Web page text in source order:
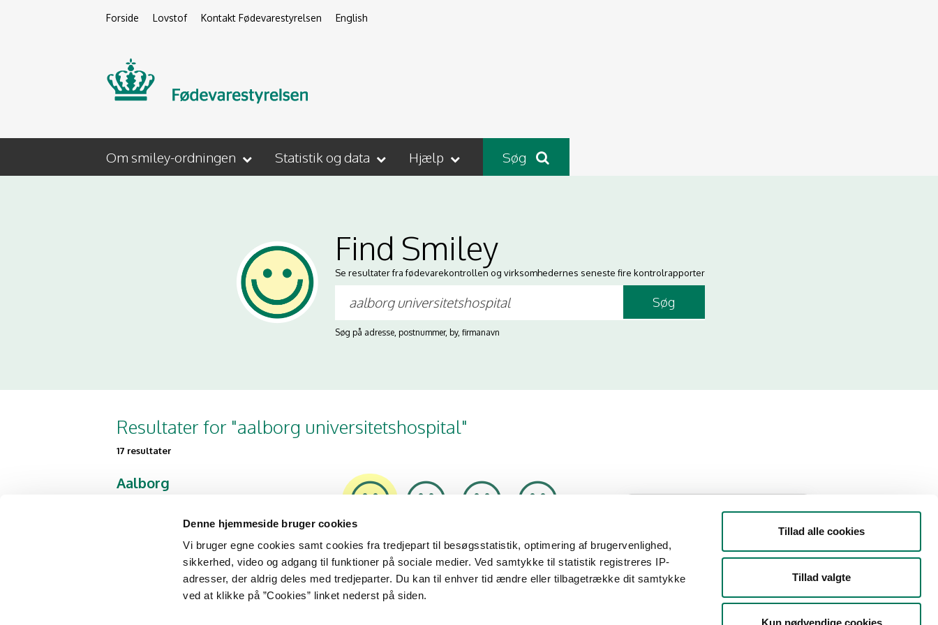
Denne hjemmeside bruger cookies
Vi bruger egne cookies samt cookies fra tredjepart til besøgsstatistik, optimering af brugervenlighed,
sikkerhed, video og adgang til funktioner på sociale medier. Ved samtykke til statistik registreres IP-
adresser, der aldrig deles med tredjeparter. Du kan til enhver tid ændre eller tilbagetrække dit samtykke
ved at klikke på ”Cookies” linket nederst på siden.
Tillad alle cookies
Tillad valgte
Kun nødvendige cookies
Forside Lovstof Kontakt Fødevarestyrelsen English
Om smiley-ordningen Statistik og data Hjælp Søg
Find Smiley
Se resultater fra fødevarekontrollen og virksomhedernes seneste fire kontrolrapporter
Søg
Søg på adresse, postnummer, by, firmanavn
Resultater for "aalborg universitetshospital"
17 resultater
Aalborg
Syd, Patienthotel
28/11/23
Universitetshospital,
Filtrer din søgning
Smiley